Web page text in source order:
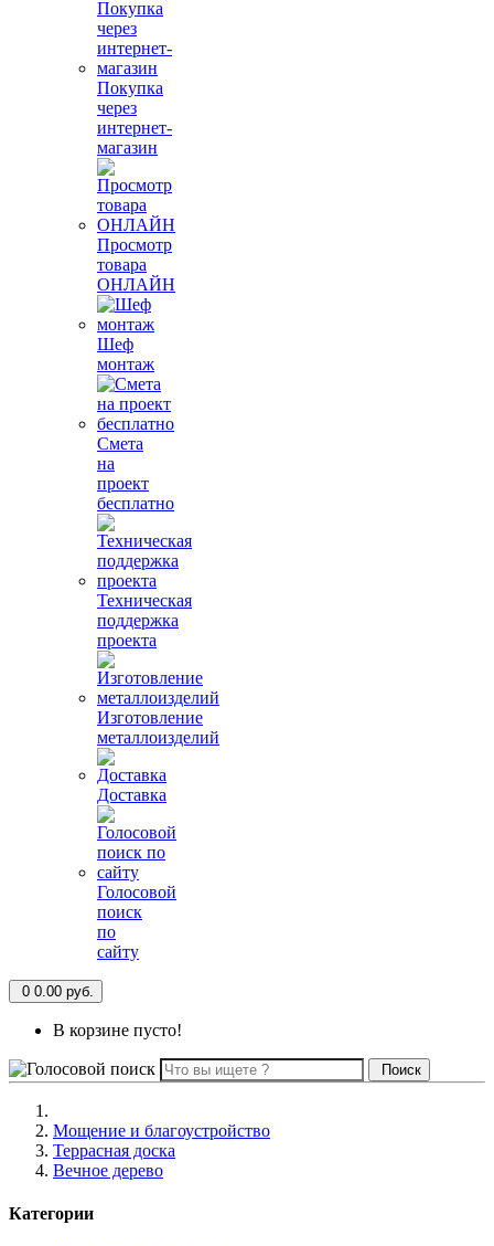
Покупка
через
интернет-
магазин
Просмотр
товара
ОНЛАЙН
Шеф
монтаж
Смета
на
проект
бесплатно
Техническая
поддержка
проекта
Изготовление
металлоизделий
Доставка
Голосовой
поиск
по
сайту
0 0.00 руб.
В корзине пусто!
Поиск
Мощение и благоустройство
Террасная доска
Вечное дерево
Категории